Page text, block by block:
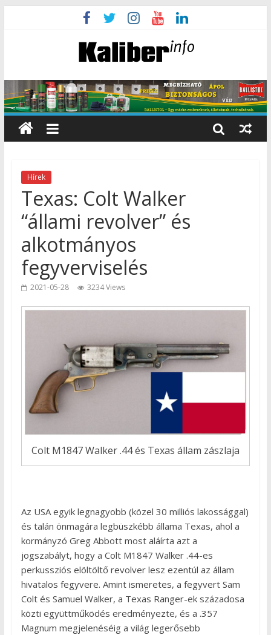
Hírek
Texas: Colt Walker
“állami revolver” és
alkotmányos
fegyverviselés
2021-05-28 3234 Views
Colt M1847 Walker .44 és Texas állam zászlaja
Az USA egyik legnagyobb (közel 30 milliós lakossággal)
és talán önmagára legbüszkébb állama Texas, ahol a
kormányzó Greg Abbott most aláírta azt a
jogszabályt, hogy a Colt M1847 Walker .44-es
perkussziós elöltöltő revolver lesz ezentúl az állam
hivatalos fegyvere. Amint ismeretes, a fegyvert Sam
Colt és Samuel Walker, a Texas Ranger-ek századosa
közti együttműködés eredményezte, és a .357
Magnum megjelenéséig a világ legerősebb